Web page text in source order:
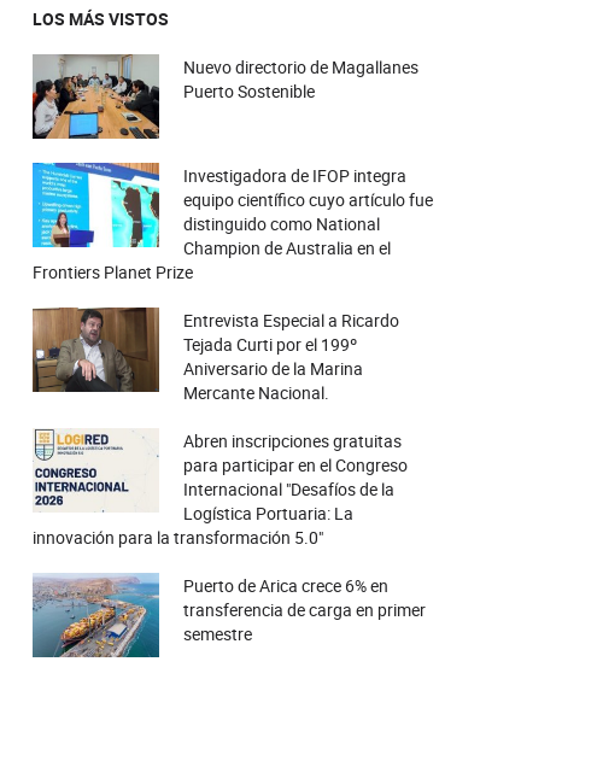
LOS MÁS VISTOS
Nuevo directorio de Magallanes
Puerto Sostenible
Investigadora de IFOP integra
equipo científico cuyo artículo fue
distinguido como National
Champion de Australia en el
Frontiers Planet Prize
Entrevista Especial a Ricardo
Tejada Curti por el 199º
Aniversario de la Marina
Mercante Nacional.
Abren inscripciones gratuitas
para participar en el Congreso
Internacional "Desafíos de la
Logística Portuaria: La
innovación para la transformación 5.0"
Puerto de Arica crece 6% en
transferencia de carga en primer
semestre